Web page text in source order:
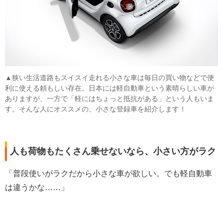
▲狭い生活道路もスイスイ走れる小さな車は毎日の買い物などで便
利に使える頼もしい存在。日本には軽自動車という素晴らしい車が
ありますが、一方で「軽にはちょっと抵抗がある」という人もいま
す。そんな人にオススメの、小さな登録車を紹介します！
人も荷物もたくさん乗せないなら、小さい方がラク
「普段使いがラクだから小さな車が欲しい。でも軽自動車
は違うかな……」